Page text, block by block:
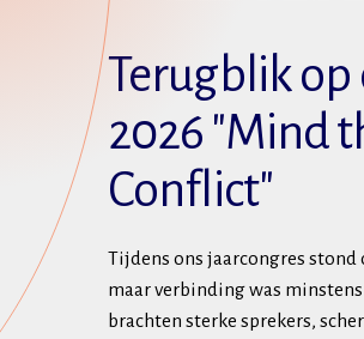
Terugblik op
2026 "Mind
Conflict"
Tijdens ons jaarcongres
maar verbinding was minstens
brachten sterke sprekers,